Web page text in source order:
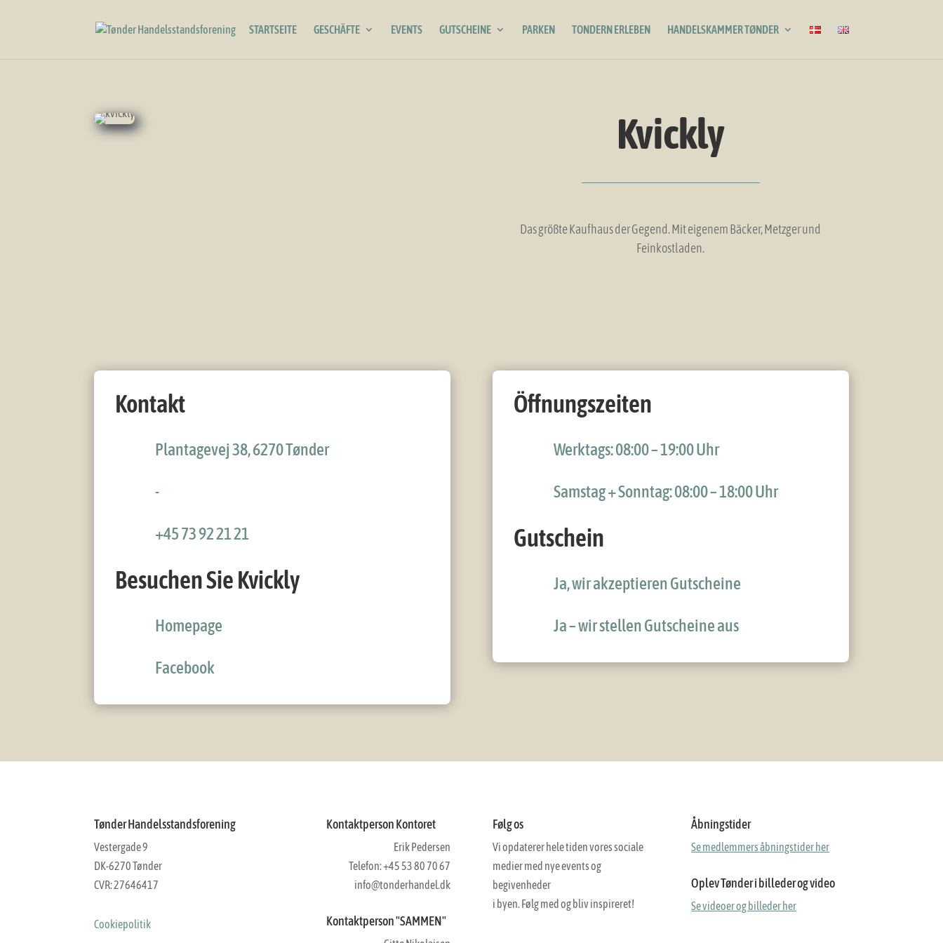
STARTSEITE GESCHÄFTE EVENTS GUTSCHEINE PARKEN TONDERN ERLEBEN HANDELSKAMMER TØNDER
Kvickly
Das größte Kaufhaus der Gegend. Mit eigenem Bäcker, Metzger und
Feinkostladen.
Kontakt
Plantagevej 38, 6270 Tønder
-
+45 73 92 21 21
Besuchen Sie Kvickly
Homepage
Facebook
Öffnungszeiten
Werktags: 08:00 – 19:00 Uhr
Samstag + Sonntag: 08:00 – 18:00 Uhr
Gutschein
Ja, wir akzeptieren Gutscheine
Ja – wir stellen Gutscheine aus
Tønder Handelsstandsforening
Vestergade 9
DK-6270 Tønder
CVR: 27646417
Cookiepolitik
Kontaktperson Kontoret
Erik Pedersen
Telefon: +45 53 80 70 67
info@tonderhandel.dk
Kontaktperson "SAMMEN"
Følg os
Vi opdaterer hele tiden vores sociale
medier med nye events og
begivenheder
i byen. Følg med og bliv inspireret!
Åbningstider
Se medlemmers åbningstider her
Oplev Tønder i billeder og video
Se videoer og billeder her